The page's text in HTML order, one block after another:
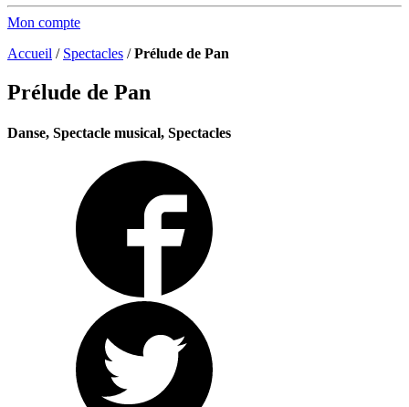
Mon compte
Accueil / Spectacles /Prélude de Pan
Prélude de Pan
Danse, Spectacle musical, Spectacles